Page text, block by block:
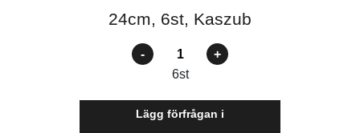
24cm, 6st, Kaszub
Antal
6st
Lägg förfrågan i